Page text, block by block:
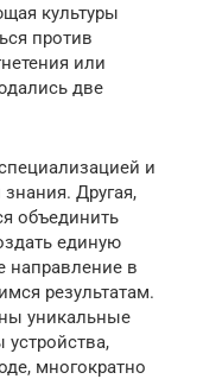
культуры
против
или
две
и
Другая,
объединить
единую
направление в
результатам.
уникальные
многократно